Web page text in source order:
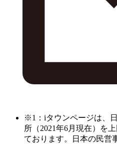
※1：iタウンページは、
所（2021年6月現在）を
ております。日本の民営